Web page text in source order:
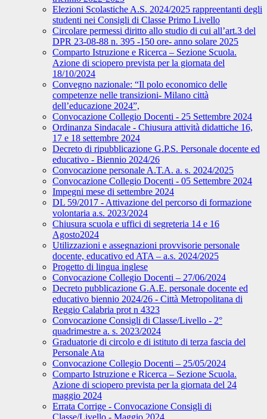
Elezioni Scolastiche A.S. 2024/2025 rappreentanti degli
studenti nei Consigli di Classe Primo Livello
Circolare permessi diritto allo studio di cui all’art.3 del
DPR 23-08-88 n. 395 -150 ore- anno solare 2025
Comparto Istruzione e Ricerca – Sezione Scuola.
Azione di sciopero prevista per la giornata del
18/10/2024
Convegno nazionale: “Il polo economico delle
competenze nelle transizioni- Milano città
dell’educazione 2024”,
Convocazione Collegio Docenti - 25 Settembre 2024
Ordinanza Sindacale - Chiusura attività didattiche 16,
17 e 18 settembre 2024
Decreto di ripubblicazione G.P.S. Personale docente ed
educativo - Biennio 2024/26
Convocazione personale A.T.A. a. s. 2024/2025
Convocazione Collegio Docenti - 05 Settembre 2024
Impegni mese di settembre 2024
DL 59/2017 - Attivazione del percorso di formazione
volontaria a.s. 2023/2024
Chiusura scuola e uffici di segreteria 14 e 16
Agosto2024
Utilizzazioni e assegnazioni provvisorie personale
docente, educativo ed ATA – a.s. 2024/2025
Progetto di lingua inglese
Convocazione Collegio Docenti – 27/06/2024
Decreto pubblicazione G.A.E. personale docente ed
educativo biennio 2024/26 - Città Metropolitana di
Reggio Calabria prot n 4323
Convocazione Consigli di Classe/Livello - 2°
quadrimestre a. s. 2023/2024
Graduatorie di circolo e di istituto di terza fascia del
Personale Ata
Convocazione Collegio Docenti – 25/05/2024
Comparto Istruzione e Ricerca – Sezione Scuola.
Azione di sciopero prevista per la giornata del 24
maggio 2024
Errata Corrige - Convocazione Consigli di